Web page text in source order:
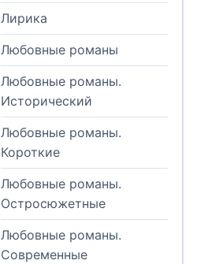
Лирика
Любовные романы
Любовные романы.
Исторический
Любовные романы.
Короткие
Любовные романы.
Остросюжетные
Любовные романы.
Современные